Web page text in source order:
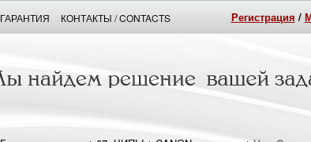
Регистрация /
ГАРАНТИЯ КОНТАКТЫ / CONTACTS